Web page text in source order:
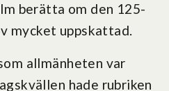
berätta om den 125-
mycket uppskattad.
allmänheten var
hade rubriken